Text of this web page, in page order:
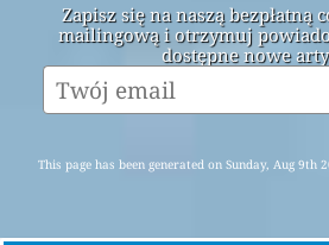
Zapisz się na naszą bezpłatną
mailingową i otrzymuj
dostępne nowe
This page has been generated on Sunday, Aug 9th